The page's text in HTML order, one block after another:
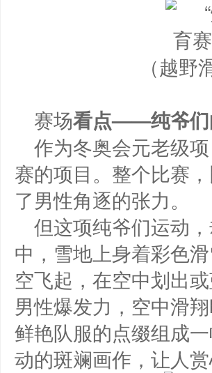
（越
赛场看点——纯爷
作为冬奥会元老级
赛的项目。整个比赛
了男性角逐的张力。
但这项纯爷们运动
中，雪地上身着彩色
空飞起，在空中划出
男性爆发力，空中滑
鲜艳队服的点缀组成
动的斑斓画作，让人赏